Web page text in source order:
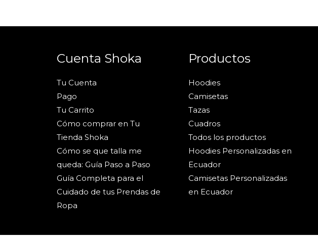
Cuenta Shoka
Tu Cuenta
Pago
Tu Carrito
Cómo comprar en Tu
Tienda Shoka
Cómo se que talla me
queda: Guía Paso a Paso
Guía Completa para el
Cuidado de tus Prendas de
Ropa
Productos
Hoodies
Camisetas
Tazas
Cuadros
Todos los productos
Hoodies Personalizadas en
Ecuador
Camisetas Personalizadas
en Ecuador